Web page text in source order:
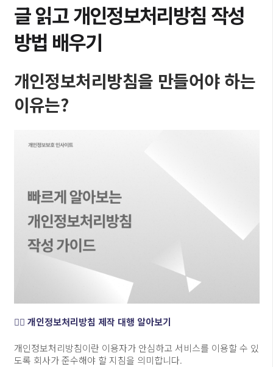
글 읽고 개인정보처리방침 작성
방법 배우기
개인정보처리방침을 만들어야 하는
이유는?
👉🏻 개인정보처리방침 제작 대행 알아보기
개인정보처리방침이란 이용자가 안심하고 서비스를 이용할 수 있
도록 회사가 준수해야 할 지침을 의미합니다.